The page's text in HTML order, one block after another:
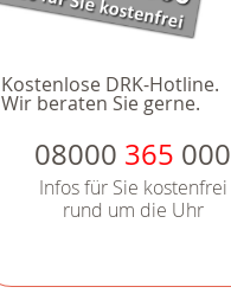
Kostenlose DRK-Hotline.
Wir beraten Sie gerne.
08000 365 000
Infos für Sie kostenfrei
rund um die Uhr